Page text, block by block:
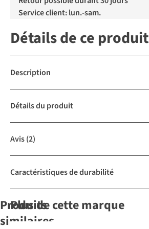
Service client: lun.-sam.
Détails de ce produit
Description
Détails du produit
Avis(2)
Caractéristiques de durabilité
Produits
similaires
Plus de cette marque